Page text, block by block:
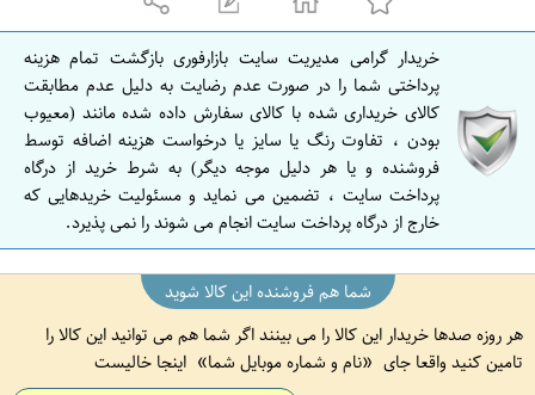
ا
ص
ف
ه
ا
ن
خریدار گرامی مدیریت سایت بازارفوری بازگشت تمام هزینه
پرداختی شما را در صورت عدم رضایت به دلیل عدم مطابقت
کالای خریداری شده با کالای سفارش داده شده مانند (معیوب
بودن ، تفاوت رنگ یا سایز یا درخواست هزینه اضافه توسط
فروشنده و یا هر دلیل موجه دیگر) به شرط خرید از درگاه
پرداخت سایت ، تضمین می نماید و مسئولیت خریدهایی که
خارج از درگاه پرداخت سایت انجام می شوند را نمی پذیرد.
شما هم فروشنده این کالا شوید
هر روزه صدها خریدار این کالا را می بینند اگر شما هم می توانید این کالا را
تامین کنید واقعا جای
نام و شماره موبایل شما اینجا خالیست